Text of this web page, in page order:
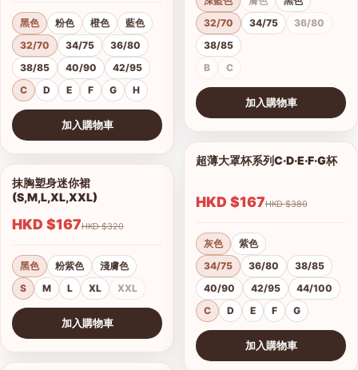
黑色 粉色 橙色
藍色
32/70
34/75
36/80
38/85
40/90
42/95
C
D E F G H
加入購物車
查看圖片
抹胸塑身迷你裙
(S,M,L,XL,XXL)
HKD $167 HKD $320
黑色 粉紫色
淺膚色
S
M L XL XXL
加入購物車
查看圖片
32/70
34/75
36/80
38/85
B
C
加入購物車
1/12
查看圖片
超薄大罩杯系列C·D·E·F·G杯
HKD $167 HKD $380
灰色
紫色
34/75
36/80
38/85
40/90
42/95
44/100
C
D E F G
加入購物車
查看圖片